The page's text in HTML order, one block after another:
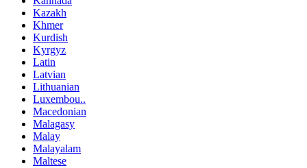
Kazakh
Khmer
Kurdish
Kyrgyz
Latin
Latvian
Lithuanian
Luxembou..
Macedonian
Malagasy
Malay
Malayalam
Maltese